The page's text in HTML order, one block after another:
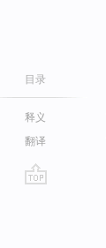
目录
释义
翻译